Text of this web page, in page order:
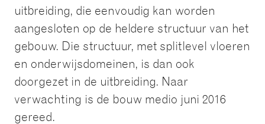
uitbreiding, die eenvoudig kan worden
aangesloten op de heldere structuur van het
gebouw. Die structuur, met splitlevel vloeren
en onderwijsdomeinen, is dan ook
doorgezet in de uitbreiding. Naar
verwachting is de bouw medio juni 2016
gereed.